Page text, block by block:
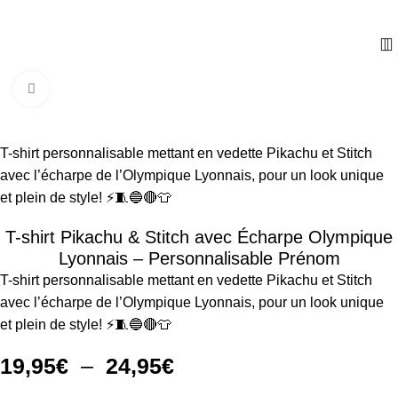
T-shirt personnalisable mettant en vedette Pikachu et Stitch
avec l’écharpe de l’Olympique Lyonnais, pour un look unique
et plein de style! ⚡🧵🔵🔴👕
T-shirt Pikachu & Stitch avec Écharpe Olympique
Lyonnais – Personnalisable Prénom
T-shirt personnalisable mettant en vedette Pikachu et Stitch
avec l’écharpe de l’Olympique Lyonnais, pour un look unique
et plein de style! ⚡🧵🔵🔴👕
19,95€ – 24,95€